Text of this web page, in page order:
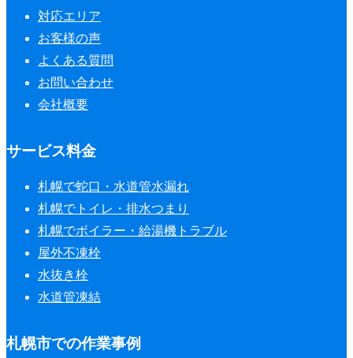
対応エリア
お客様の声
よくある質問
お問い合わせ
会社概要
サービス料金
札幌で蛇口・水道管水漏れ
札幌でトイレ・排水つまり
札幌でボイラー・給湯機トラブル
屋外不凍栓
水抜き栓
水道管凍結
札幌市での作業事例